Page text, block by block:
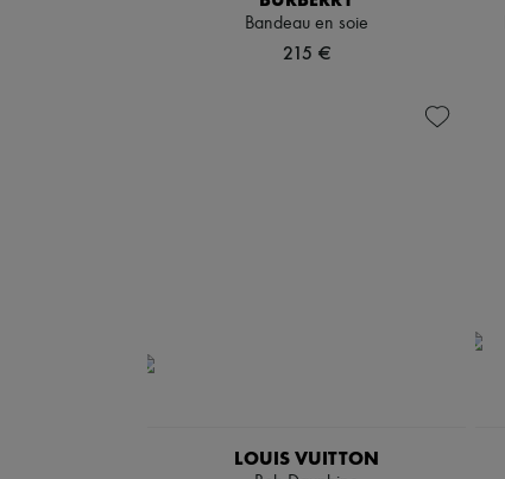
Bandeau en soie
215 €
LOUIS VUITTON